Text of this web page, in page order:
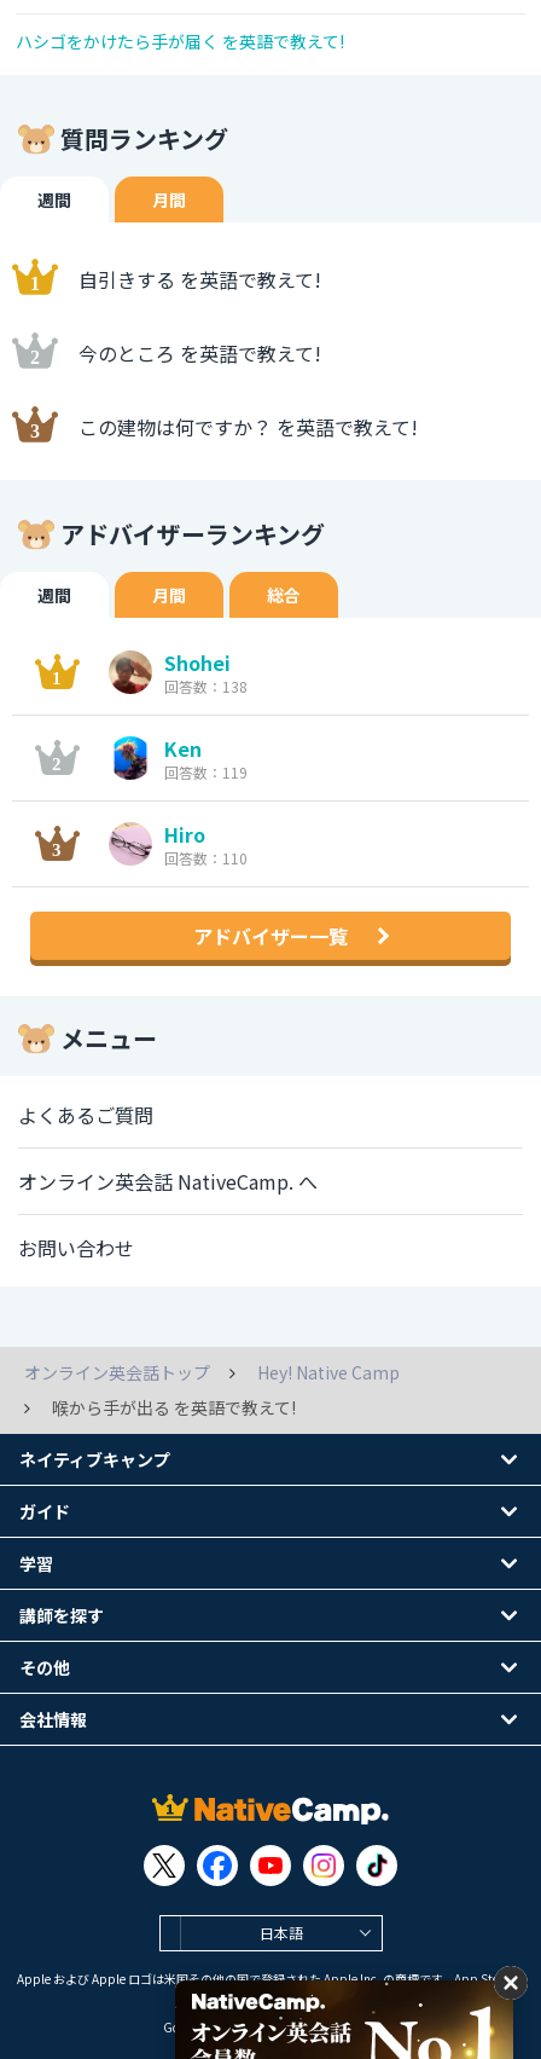
ハシゴをかけたら手が届く を英語で教えて!
質問ランキング
週間 月間
自引きする を英語で教えて!
今のところ を英語で教えて!
この建物は何ですか？ を英語で教えて!
アドバイザーランキング
週間 月間 総合
Shohei
回答数：138
Ken
回答数：119
Hiro
回答数：110
アドバイザー一覧
メニュー
よくあるご質問
オンライン英会話 NativeCamp. へ
お問い合わせ
オンライン英会話トップ
Hey! Native Camp
喉から手が出る を英語で教えて!
日本語
Apple および Apple ロゴは米国その他の国で登録された Apple Inc. の商標です。App Store は
Apple Inc. のサービスマークです。
Google Play は Google LLC の商標です。
ネイティブキャンプ
ガイド
学習
講師を探す
その他
会社情報